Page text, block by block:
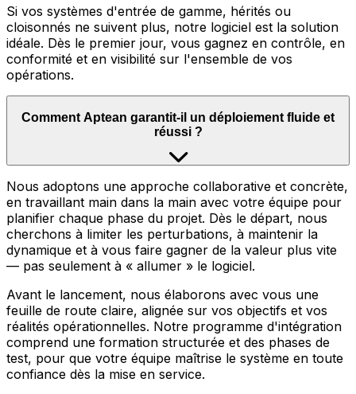
Si vos systèmes d'entrée de gamme, hérités ou
cloisonnés ne suivent plus, notre logiciel est la solution
idéale. Dès le premier jour, vous gagnez en contrôle, en
conformité et en visibilité sur l'ensemble de vos
opérations.
Comment Aptean garantit-il un déploiement fluide et
réussi ?
Nous adoptons une approche collaborative et concrète,
en travaillant main dans la main avec votre équipe pour
planifier chaque phase du projet. Dès le départ, nous
cherchons à limiter les perturbations, à maintenir la
dynamique et à vous faire gagner de la valeur plus vite
— pas seulement à « allumer » le logiciel.
Avant le lancement, nous élaborons avec vous une
feuille de route claire, alignée sur vos objectifs et vos
réalités opérationnelles. Notre programme d'intégration
comprend une formation structurée et des phases de
test, pour que votre équipe maîtrise le système en toute
confiance dès la mise en service.